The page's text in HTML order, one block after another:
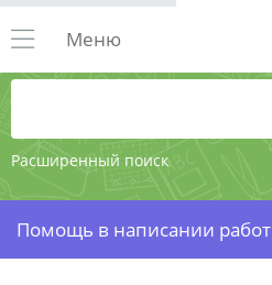
Расширенный поиск
Меню
Помощь в написании работ